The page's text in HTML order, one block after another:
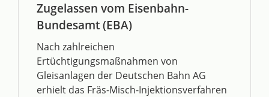
Zugelassen vom Eisenbahn-
Bundesamt (EBA)
Nach zahlreichen
Ertüchtigungsmaßnahmen von
Gleisanlagen der Deutschen Bahn AG
erhielt das Fräs-Misch-Injektionsverfahren